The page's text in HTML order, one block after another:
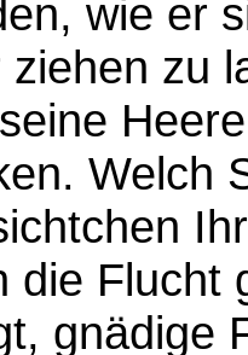
wie er
ziehen zu
Welch
die Flucht
gnädige